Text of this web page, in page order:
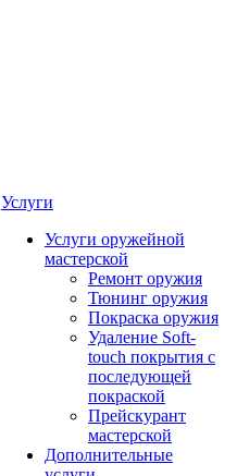
Услуги
Услуги оружейной
мастерской
Ремонт оружия
Тюнинг оружия
Покраска оружия
Удаление Soft-
touch покрытия с
последующей
покраской
Прейскурант
мастерской
Дополнительные